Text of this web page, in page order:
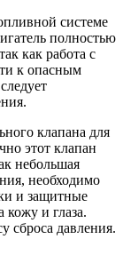
системе
полностью
как работа с
к опасным
клапана для
этот клапан
небольшая
необходимо
и защитные
кожу и глаза.
сброса давления.